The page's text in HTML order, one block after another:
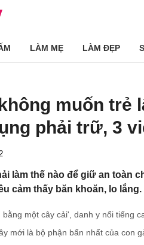
LÀM MẸ LÀM ĐẸP
muốn trẻ
phải trữ, 3
làm thế nào để giữ an toàn
cảm thấy băn khoăn, lo lắng.
một cây cải', danh y nổi tiếng
mới là bộ phận bẩn nhất của con